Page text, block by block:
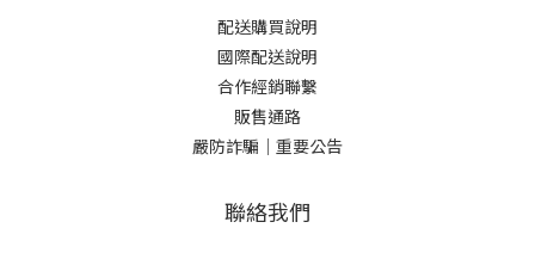
配送購買說明
國際配送說明
合作經銷聯繫
販售通路
嚴防詐騙｜重要公告
聯絡我們